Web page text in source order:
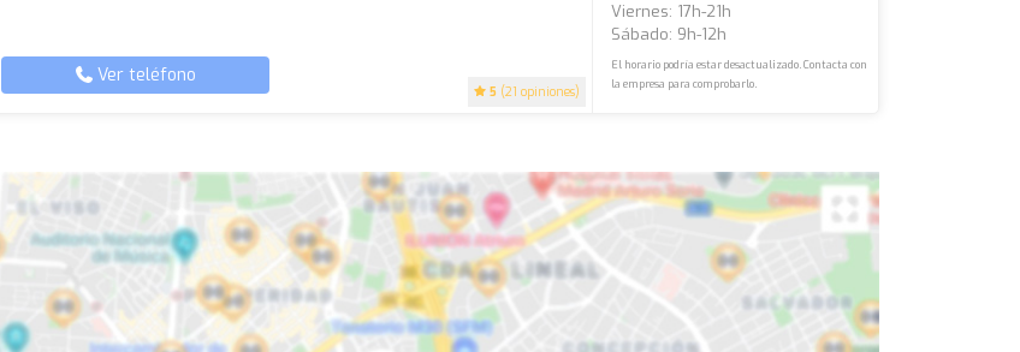
5 (21 opiniones)
Ver teléfono
Viernes: 17h-21h
Sábado: 9h-12h
El horario podría estar desactualizado. Contacta con
la empresa para comprobarlo.